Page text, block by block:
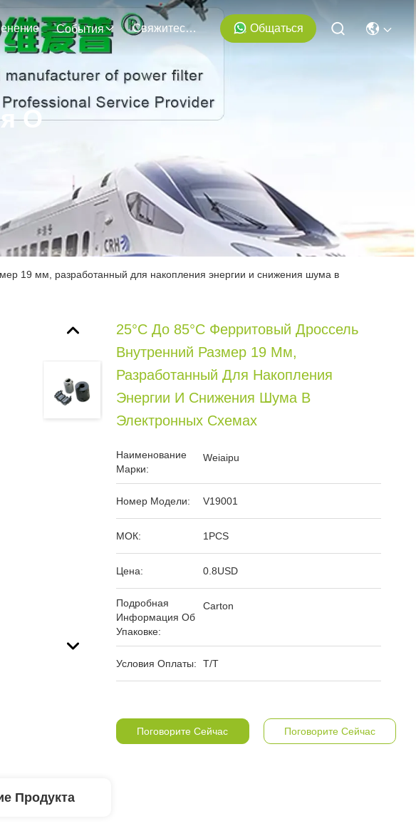
События Свяжитесь С Нами Общаться
О
19 мм, разработанный для накопления энергии и снижения шума в
25°C До 85°C Ферритовый Дроссель
Внутренний Размер 19 Мм,
Разработанный Для Накопления
Энергии И Снижения Шума В
Электронных Схемах
Наименование
Марки:
Weiaipu
Номер Модели: V19001
МОК: 1PCS
Цена: 0.8USD
Подробная
Информация Об
Упаковке:
Carton
Условия Оплаты: T/T
Поговорите Сейчас Поговорите Сейчас
Продукта